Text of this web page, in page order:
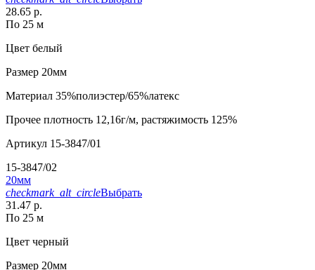
28.65 р.
По 25 м
Цвет белый
Размер 20мм
Материал 35%полиэстер/65%латекс
Прочее плотность 12,16г/м, растяжимость 125%
Артикул 15-3847/01
15-3847/02
20мм
checkmark_alt_circleВыбрать
31.47 р.
По 25 м
Цвет черный
Размер 20мм